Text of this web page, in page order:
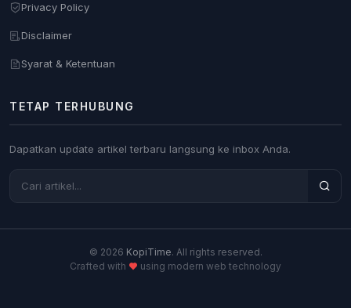
Privacy Policy
Disclaimer
Syarat & Ketentuan
TETAP TERHUBUNG
Dapatkan update artikel terbaru langsung ke inbox Anda.
© 2026 KopiTime. All rights reserved.
Crafted with
using modern web technology